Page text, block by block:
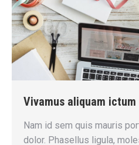
Vivamus aliquam ictum
Nam id sem quis mauris
dolor. Phasellus ligula,